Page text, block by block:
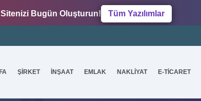
Sitenizi Bugün Oluşturun! Tüm Yazılımlar
ŞİRKET İNŞAAT EMLAK NAKLİYAT E-TİCARET